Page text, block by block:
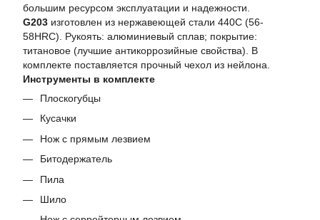
большим ресурсом эксплуатации и надежности.
G203 изготовлен из нержавеющей стали 440C (56-
58HRC). Рукоять: алюминиевый сплав; покрытие:
титановое (лучшие антикоррозийные свойства). В
комплекте поставляется прочный чехол из нейлона.
Инструменты в комплекте
Плоскогубцы
Кусачки
Нож с прямым лезвием
Битодержатель
Пила
Шило